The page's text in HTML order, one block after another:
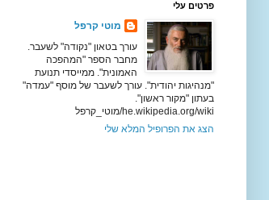
פרטים עלי
מוטי קרפל
עורך בטאון "נקודה" לשעבר.
מחבר הספר "המהפכה
האמונית". ממייסדי תנועת
"מנהיגות יהודית". עורך לשעבר של מוסף "עמדה"
בעתון "מקור ראשון".
he.wikipedia.org/wiki/מוטי_קרפל
הצג את הפרופיל המלא שלי